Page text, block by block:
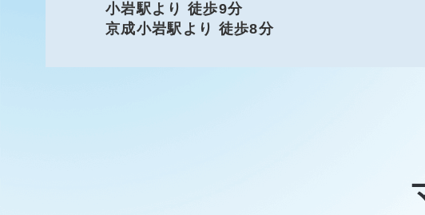
小岩駅より 徒歩9分
京成小岩駅より 徒歩8分